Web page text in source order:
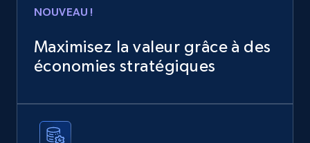
Sku, Product id, Product name, Manufacturer,
and more.
2.1K+
NOUVEAU !
Maximisez la valeur grâce à des
économies stratégiques